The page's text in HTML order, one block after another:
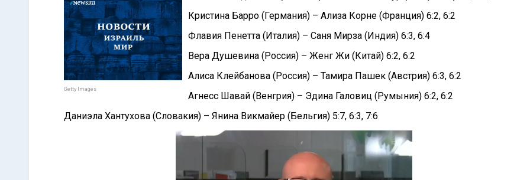
Getty Images
Кристина Барро (Германия) – Ализа Корне (Франция) 6:2, 6:2
Флавия Пенетта (Италия) – Саня Мирза (Индия) 6:3, 6:4
Вера Душевина (Россия) – Женг Жи (Китай) 6:2, 6:2
Алиса Клейбанова (Россия) – Тамира Пашек (Австрия) 6:3, 6:2
Агнесс Шавай (Венгрия) – Эдина Галовиц (Румыния) 6:2, 6:2
Даниэла Хантухова (Словакия) – Янина Викмайер (Бельгия) 5:7, 6:3, 7:6